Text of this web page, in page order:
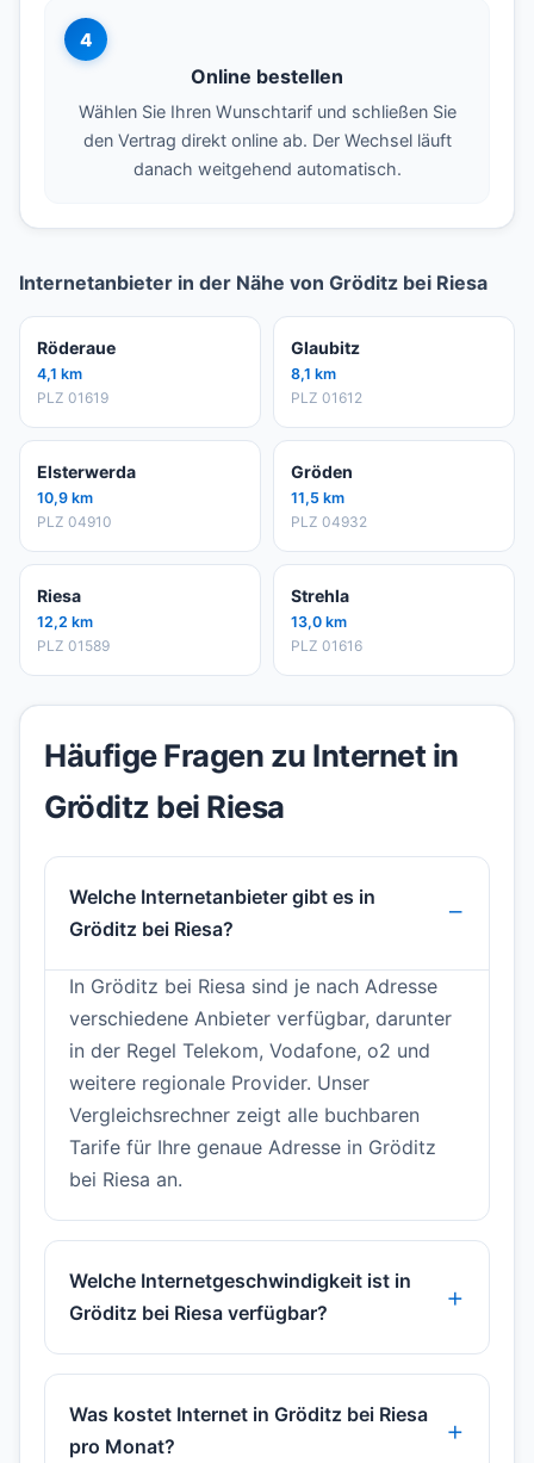
4
Online bestellen
Wählen Sie Ihren Wunschtarif und schließen Sie
den Vertrag direkt online ab. Der Wechsel läuft
danach weitgehend automatisch.
Internetanbieter in der Nähe von Gröditz bei Riesa
Röderaue
4,1 km
PLZ 01619
Glaubitz
8,1 km
PLZ 01612
Elsterwerda
10,9 km
PLZ 04910
Gröden
11,5 km
PLZ 04932
Riesa
12,2 km
PLZ 01589
Strehla
13,0 km
PLZ 01616
Häufige Fragen zu Internet in
Gröditz bei Riesa
Welche Internetanbieter gibt es in
Gröditz bei Riesa?
In Gröditz bei Riesa sind je nach Adresse
verschiedene Anbieter verfügbar, darunter
in der Regel Telekom, Vodafone, o2 und
weitere regionale Provider. Unser
Vergleichsrechner zeigt alle buchbaren
Tarife für Ihre genaue Adresse in Gröditz
bei Riesa an.
Welche Internetgeschwindigkeit ist in
Gröditz bei Riesa verfügbar?
Was kostet Internet in Gröditz bei Riesa
pro Monat?